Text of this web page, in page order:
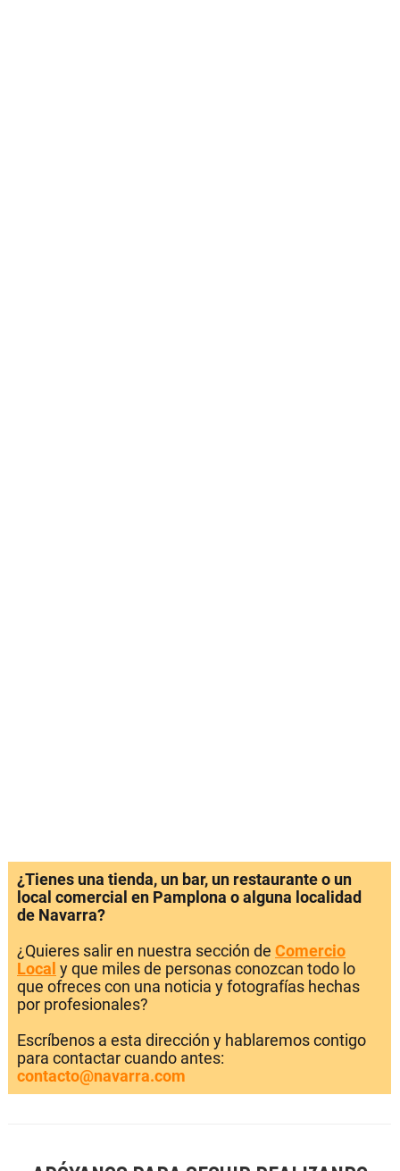
¿Tienes una tienda, un bar, un restaurante o un
local comercial en Pamplona o alguna localidad
de Navarra?
¿Quieres salir en nuestra sección de Comercio
Local y que miles de personas conozcan todo lo
que ofreces con una noticia y fotografías hechas
por profesionales?
Escríbenos a esta dirección y hablaremos contigo
para contactar cuando antes:
contacto@navarra.com